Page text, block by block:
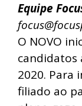
Equipe
O NOVO
candidatos
2020. Para
filiado ao